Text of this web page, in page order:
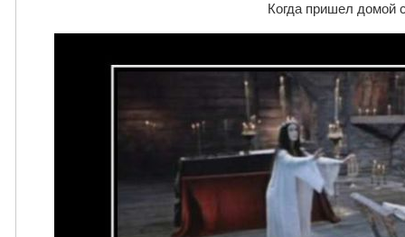
Когда пришел домой